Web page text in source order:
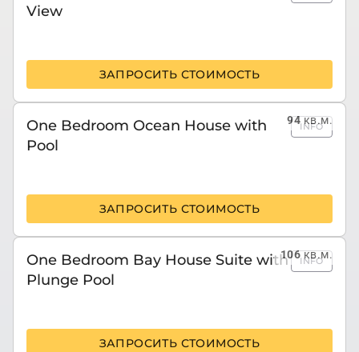
View
ЗАПРОСИТЬ СТОИМОСТЬ
94кв.м.
One Bedroom Ocean House with
Pool
INFO
ЗАПРОСИТЬ СТОИМОСТЬ
106кв.м.
One Bedroom Bay House Suite with
Plunge Pool
INFO
ЗАПРОСИТЬ СТОИМОСТЬ